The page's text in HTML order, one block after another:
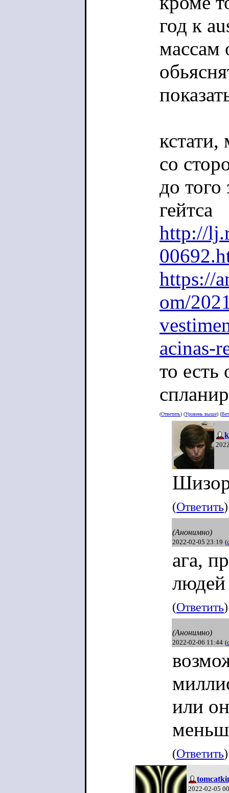
год к
массам
со
до
гейтса
http://
https://
om/
acinas-
то
(Ответить) (Уровень выше) (
(Ответить
(Анонимно)
2022-02-05 23:19 (
ага,
людей
(Ответить
(Анонимно)
2022-02-06 11:44 (
или
(Ответить
2022-02-05